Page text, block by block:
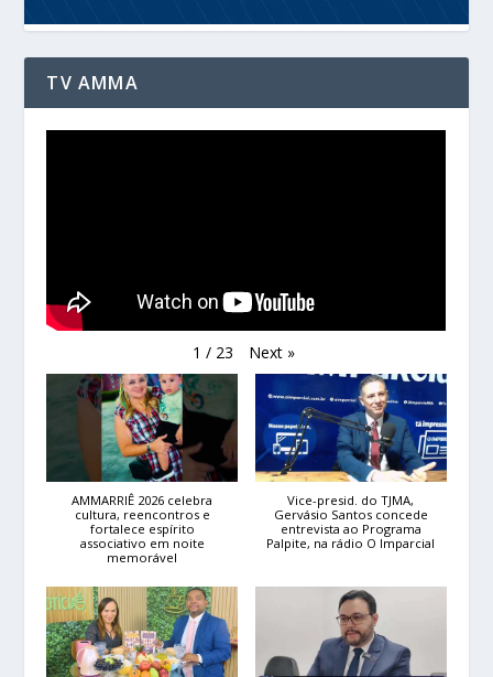
TV AMMA
1 / 23 Next »
AMMARRIÊ 2026 celebra
cultura, reencontros e
fortalece espírito
associativo em noite
memorável
Vice-presid. do TJMA,
Gervásio Santos concede
entrevista ao Programa
Palpite, na rádio O Imparcial